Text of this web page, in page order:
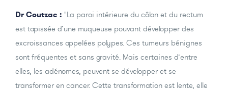
Dr Coutzac : "La paroi intérieure du côlon et du rectum
est tapissée d’une muqueuse pouvant développer des
excroissances appelées polypes. Ces tumeurs bénignes
sont fréquentes et sans gravité. Mais certaines d’entre
elles, les adénomes, peuvent se développer et se
transformer en cancer. Cette transformation est lente, elle